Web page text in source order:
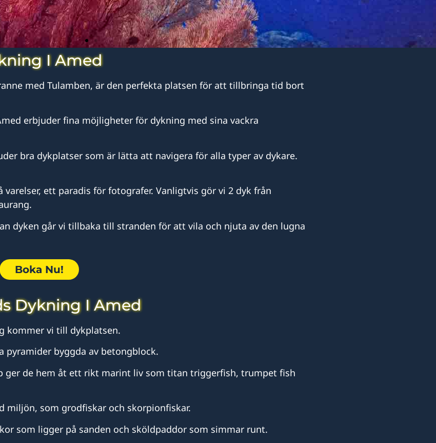
I Amed
med Tulamben, är den perfekta platsen för att tillbringa tid bort
erbjuder fina möjligheter för dykning med sina vackra
bra dykplatser som är lätta att navigera för alla typer av dykare.
ett paradis för fotografer. Vanligtvis gör vi 2 dyk från
dyken går vi tillbaka till stranden för att vila och njuta av den lugna
Boka Nu!
Dykning I Amed
kommer vi till dykplatsen.
pyramider byggda av betongblock.
ger de hem åt ett rikt marint liv som titan triggerfish, trumpet fish
som grodfiskar och skorpionfiskar.
som ligger på sanden och sköldpaddor som simmar runt.